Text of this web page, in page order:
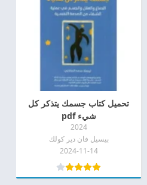
تحميل كتاب جسمك يتذكر كل
شيء pdf
2024
بيسيل فان دير كولك
2024-11-14